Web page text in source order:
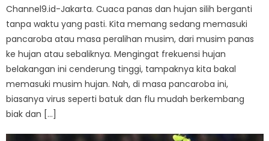
Channel9.id-Jakarta. Cuaca panas dan hujan silih berganti
tanpa waktu yang pasti. Kita memang sedang memasuki
pancaroba atau masa peralihan musim, dari musim panas
ke hujan atau sebaliknya. Mengingat frekuensi hujan
belakangan ini cenderung tinggi, tampaknya kita bakal
memasuki musim hujan. Nah, di masa pancaroba ini,
biasanya virus seperti batuk dan flu mudah berkembang
biak dan […]